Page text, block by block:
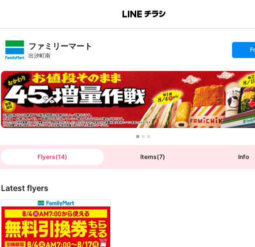
B
n
T
ファミリーマート
出汐町南
s
t
o
l
l
o
w
Flyers(14) Items(7) Info
Latest flyers